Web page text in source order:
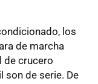
los
de marcha
de crucero
son de serie. De